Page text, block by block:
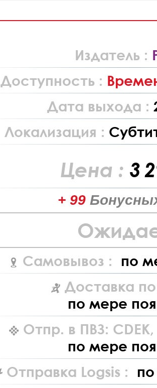
Издатель :
Доступность :
Дата выхода :
Локализация :
Цена : 3
+ 99
Самовывоз : по
Доставка
по мере
Отпр. в ПВЗ: CDEK,
по мере
Отправка Logsis :